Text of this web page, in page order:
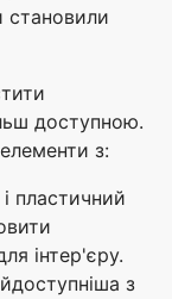
становили
доступною.
з:
пластичний
інтер'єру.
з